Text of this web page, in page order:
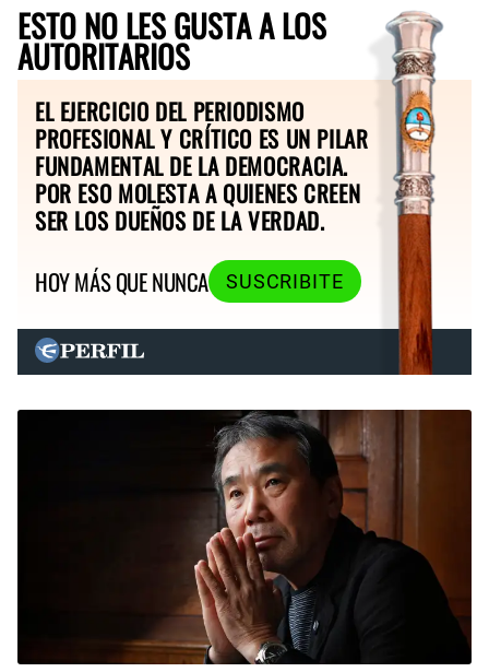
ESTO NO LES GUSTA A LOS
AUTORITARIOS
EL EJERCICIO DEL PERIODISMO
PROFESIONAL Y CRÍTICO ES UN PILAR
FUNDAMENTAL DE LA DEMOCRACIA.
POR ESO MOLESTA A QUIENES CREEN
SER LOS DUEÑOS DE LA VERDAD.
HOY MÁS QUE NUNCA
SUSCRIBITE